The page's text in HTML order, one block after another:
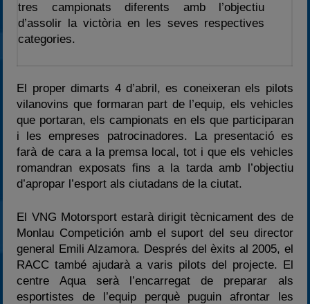
tres campionats diferents amb l’objectiu
d’assolir la victòria en les seves respectives
categories.
El proper dimarts 4 d’abril, es coneixeran els pilots
vilanovins que formaran part de l’equip, els vehicles
que portaran, els campionats en els que participaran
i les empreses patrocinadores. La presentació es
farà de cara a la premsa local, tot i que els vehicles
romandran exposats fins a la tarda amb l’objectiu
d’apropar l’esport als ciutadans de la ciutat.
El VNG Motorsport estarà dirigit tècnicament des de
Monlau Competición amb el suport del seu director
general Emili Alzamora. Després del èxits al 2005, el
RACC també ajudarà a varis pilots del projecte. El
centre Aqua serà l’encarregat de preparar als
esportistes de l’equip perquè puguin afrontar les